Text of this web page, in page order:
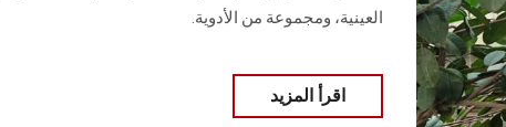
العينية، ومجموعة من الأدوية.
اقرأ المزيد